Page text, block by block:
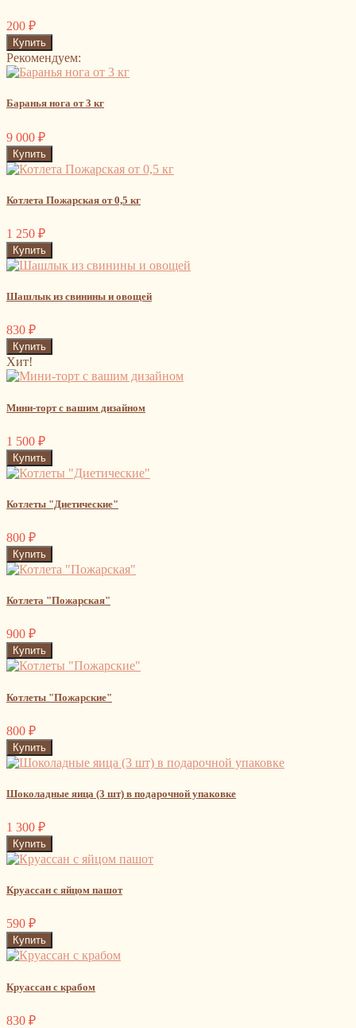
200 ₽
Рекомендуем:
Баранья нога от 3 кг
9 000 ₽
Котлета Пожарская от 0,5 кг
1 250 ₽
Шашлык из свинины и овощей
830 ₽
Хит!
Мини-торт с вашим дизайном
1 500 ₽
Котлеты "Диетические"
800 ₽
Котлета "Пожарская"
900 ₽
Котлеты "Пожарские"
800 ₽
Шоколадные яица (3 шт) в подарочной упаковке
1 300 ₽
Круассан с яйцом пашот
590 ₽
Круассан с крабом
830 ₽